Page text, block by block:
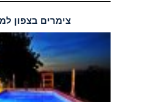
צימרים בצפון